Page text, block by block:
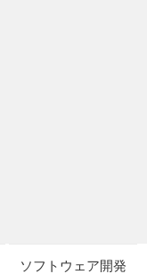
ソフトウェア開発